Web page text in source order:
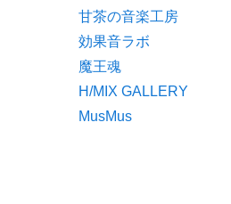
甘茶の音楽工房
効果音ラボ
魔王魂
H/MIX GALLERY
MusMus